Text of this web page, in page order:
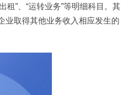
租”、“运转业务”等明细科目。其
业取得其他业务收入相应发生的